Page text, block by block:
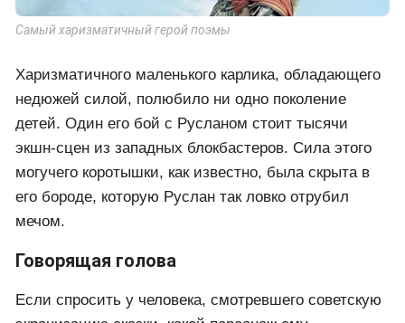
Самый харизматичный герой поэмы
Харизматичного маленького карлика, обладающего
недюжей силой, полюбило ни одно поколение
детей. Один его бой с Русланом стоит тысячи
экшн-сцен из западных блокбастеров. Сила этого
могучего коротышки, как известно, была скрыта в
его бороде, которую Руслан так ловко отрубил
мечом.
Говорящая голова
Если спросить у человека, смотревшего советскую